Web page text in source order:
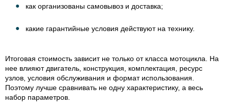
как организованы самовывоз и доставка;
какие гарантийные условия действуют на технику.
Итоговая стоимость зависит не только от класса мотоцикла. На
нее влияют двигатель, конструкция, комплектация, ресурс
узлов, условия обслуживания и формат использования.
Поэтому лучше сравнивать не одну характеристику, а весь
набор параметров.